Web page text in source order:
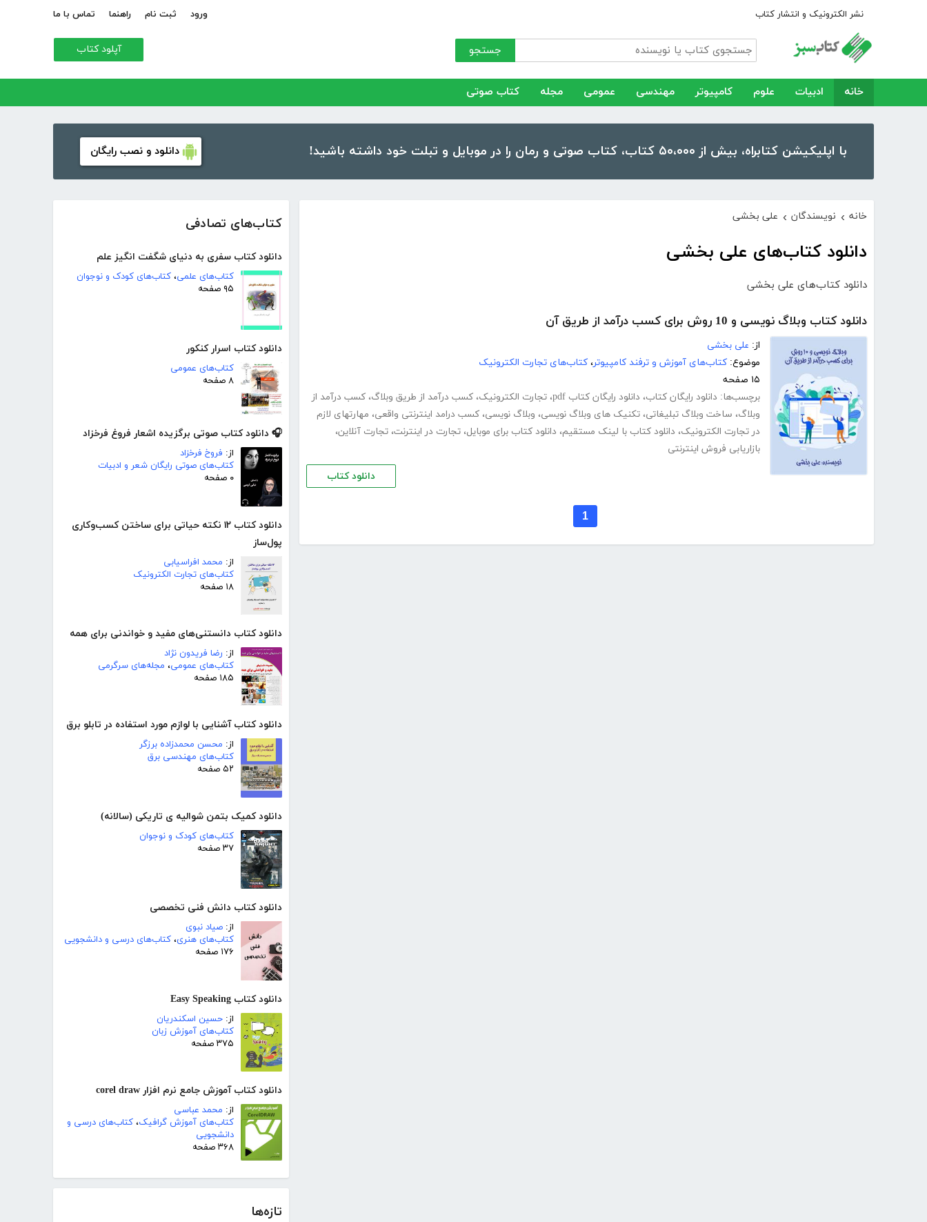
نشر الکترونیک و انتشار کتاب ورود ثبت نام راهنما تماس با ما
جستجو آپلود کتاب
خانه ادبیات علوم کامپیوتر مهندسی عمومی مجله کتاب صوتی
با اپلیکیشن کتابراه، بیش از ۵۰،۰۰۰ کتاب، کتاب صوتی و رمان را در موبایل و تبلت خود داشته باشید! دانلود و نصب رایگان
کتاب‌های تصادفی
دانلود کتاب سفری به دنیای شگفت انگیز علم
کتاب‌های علمی، کتاب‌های کودک و نوجوان
۹۵ صفحه
دانلود کتاب اسرار کنکور
کتاب‌های عمومی
۸ صفحه
🎧 دانلود کتاب صوتی برگزیده اشعار فروغ فرخزاد
از: فروخ فرخزاد
کتاب‌های صوتی رایگان شعر و ادبیات
۰ صفحه
دانلود کتاب ۱۲ نکته حیاتی برای ساختن کسب‌وکاری
پول‌ساز
از: محمد افراسیابی
کتاب‌های تجارت الکترونیک
۱۸ صفحه
دانلود کتاب دانستنی‌های مفید و خواندنی برای همه
از: رضا فریدون نژاد
کتاب‌های عمومی، مجله‌های سرگرمی
۱۸۵ صفحه
دانلود کتاب آشنایی با لوازم مورد استفاده در تابلو برق
از: محسن محمدزاده برزگر
کتاب‌های مهندسی برق
۵۲ صفحه
دانلود کمیک بتمن شوالیه ی تاریکی (سالانه)
کتاب‌های کودک و نوجوان
۳۷ صفحه
دانلود کتاب دانش فنی تخصصی
از: صیاد نبوی
کتاب‌های هنری، کتاب‌های درسی و دانشجویی
۱۷۶ صفحه
دانلود کتاب Easy Speaking
از: حسین اسکندریان
کتاب‌های آموزش زبان
۳۷۵ صفحه
دانلود کتاب آموزش جامع نرم افزار corel draw
از: محمد عباسی
کتاب‌های آموزش گرافیک، کتاب‌های درسی و
دانشجویی
۳۶۸ صفحه
تازه‌ها
خانه › نویسندگان › علی بخشی
دانلود کتاب‌های علی بخشی
دانلود کتاب‌های علی بخشی
دانلود کتاب وبلاگ نویسی و 10 روش برای کسب درآمد از طریق آن
از: علی بخشی
موضوع: کتاب‌های آموزش و ترفند کامپیوتر، کتاب‌های تجارت الکترونیک
۱۵ صفحه
برچسب‌ها: دانلود رایگان کتاب، دانلود رایگان کتاب pdf ، تجارت الکترونیک، کسب درآمد از طریق وبلاگ، کسب درآمد از
وبلاگ، ساخت وبلاگ تبلیغاتی، تکنیک های وبلاگ نویسی، وبلاگ نویسی، کسب درامد اینترنتی واقعی، مهارتهای لازم
در تجارت الکترونیک، دانلود کتاب با لینک مستقیم، دانلود کتاب برای موبایل، تجارت در اینترنت، تجارت آنلاین،
بازاریابی فروش اینترنتی
دانلود کتاب
1